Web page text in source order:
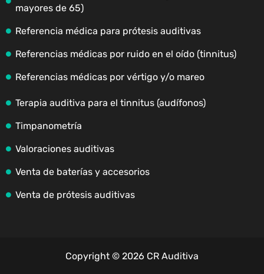
mayores de 65)
Referencia médica para prótesis auditivas
Referencias médicas por ruido en el oído (tinnitus)
Referencias médicas por vértigo y/o mareo
Terapia auditiva para el tinnitus (audífonos)
Timpanometría
Valoraciones auditivas
Venta de baterías y accesorios
Venta de prótesis auditivas
Copyright © 2026 CR Auditiva